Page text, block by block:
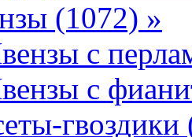
(1072) »
с
с
гвоздики